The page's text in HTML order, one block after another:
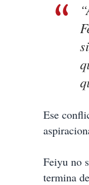
Ese
Feiyu no
termina